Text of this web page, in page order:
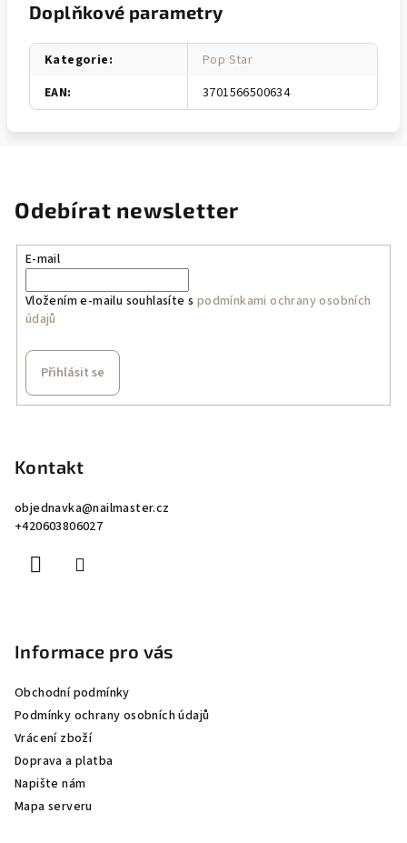
Doplňkové parametry
Kategorie:
Pop Star
EAN: 3701566500634
Odebírat newsletter
E-mail
Vložením e-mailu souhlasíte s podmínkami ochrany osobních
údajů
Přihlásit se
Kontakt
objednavka@nailmaster.cz
+420603806027
Informace pro vás
Obchodní podmínky
Podmínky ochrany osobních údajů
Vrácení zboží
Doprava a platba
Napište nám
Mapa serveru